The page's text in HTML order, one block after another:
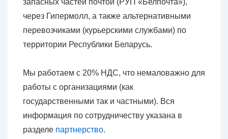
через Гипермолл, а также альтернативными
перевозчиками (курьерскими службами) по
территории Республики Беларусь.
Мы работаем с 20% НДС, что немаловажно для
работы с организациями (как
государственными так и частными). Вся
информация по сотрудничеству указана в
разделе партнерство.